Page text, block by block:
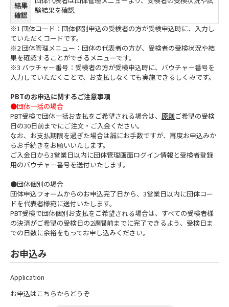
結果
確認
験結果を確認
※1 団体コード：団体個別申込の受検者の方が受検申込時に、入力し
ていただくコードです。
※2 団体管理メニュー：団体の代表者の方が、受検者の受検状況や結
果を確認することができるメニューです。
※3 バウチャー番号：受検者の方が受検申込時に、バウチャー番号を
入力していただくことで、お支払しなくても実施できるしくみです。
PBTのお申込に関するご注意事項
●団体一括の場合
PBT受検で団体一括お支払をご希望される場合は、 原則ご希望の受検
日の30日前までにご注文・ご入金ください。
なお、お支払期限を過ぎた場合は誠にお手数ですが、再度お申込みか
らお手続きをお願いいたします。
ご入金日から3営業日以内に団体管理画面ログイン情報と受検者登録
用のバウチャー番号を送付いたします。
●団体個別の場合
団体申込フォームからのお申込完了日から、3営業日以内に団体コー
ドを代表者様宛に送付いたします。
PBT受検で団体個別お支払をご希望される場合は、すべての受検者様
の決済がご希望の受検日の2週間前までに完了できるよう、受検日ま
での日数に余裕をもってお申し込みください。
お申込み
Application
お申込はこちらからどうぞ